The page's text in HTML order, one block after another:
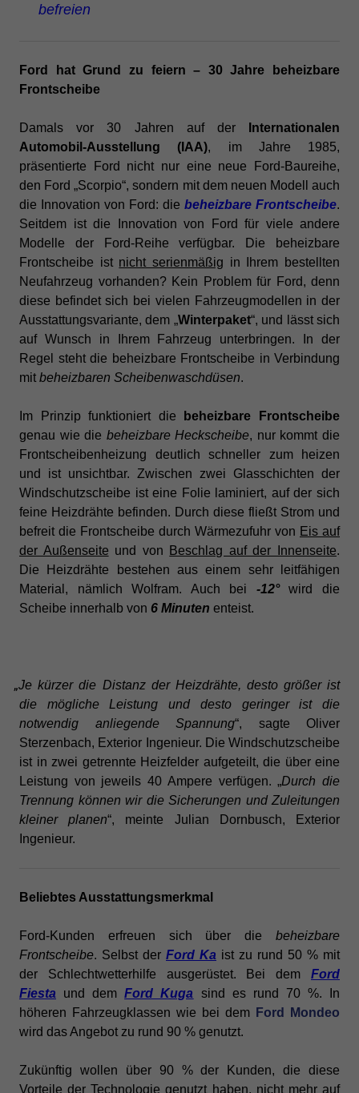
befreien
Ford hat Grund zu feiern – 30 Jahre beheizbare
Frontscheibe
Damals vor 30 Jahren auf der
Internationalen
Automobil-Ausstellung (IAA), im Jahre 1985,
präsentierte Ford nicht nur eine neue Ford-Baureihe,
den Ford „Scorpio“, sondern mit dem neuen Modell auch
die Innovation von Ford: die beheizbare Frontscheibe.
Seitdem ist die Innovation von Ford für viele andere
Modelle der Ford-Reihe verfügbar. Die beheizbare
Frontscheibe ist nicht serienmäßig in Ihrem bestellten
Neufahrzeug vorhanden? Kein Problem für Ford, denn
diese befindet sich bei vielen Fahrzeugmodellen in der
Ausstattungsvariante, dem „Winterpaket“, und lässt sich
auf Wunsch in Ihrem Fahrzeug unterbringen. In der
Regel steht die beheizbare Frontscheibe in Verbindung
mit beheizbaren Scheibenwaschdüsen.
Im Prinzip funktioniert die
beheizbare Frontscheibe
genau wie die beheizbare Heckscheibe, nur kommt die
Frontscheibenheizung deutlich schneller zum heizen
und ist unsichtbar. Zwischen zwei Glasschichten der
Windschutzscheibe ist eine Folie laminiert, auf der sich
feine Heizdrähte befinden. Durch diese fließt Strom und
befreit die Frontscheibe durch Wärmezufuhr von Eis auf
der Außenseite und von Beschlag auf der Innenseite.
Die Heizdrähte bestehen aus einem sehr leitfähigen
Material, nämlich Wolfram. Auch bei -12°wird die
Scheibe innerhalb von 6 Minuten enteist.
„Je kürzer die Distanz der Heizdrähte, desto größer ist
die mögliche Leistung und desto geringer ist die
notwendig anliegende Spannung“, sagte Oliver
Sterzenbach, Exterior Ingenieur. Die Windschutzscheibe
ist in zwei getrennte Heizfelder aufgeteilt, die über eine
Leistung von jeweils 40 Ampere verfügen. „Durch die
Trennung können wir die Sicherungen und Zuleitungen
kleiner planen“, meinte Julian Dornbusch, Exterior
Ingenieur.
Beliebtes Ausstattungsmerkmal
Ford-Kunden erfreuen sich über die beheizbare
Frontscheibe. Selbst der Ford Ka ist zu rund 50 % mit
der Schlechtwetterhilfe ausgerüstet. Bei dem Ford
Fiesta und demFord Kuga sind es rund 70 %. In
höheren Fahrzeugklassen wie bei dem Ford Mondeo
wird das Angebot zu rund 90 % genutzt.
Zukünftig wollen über 90 % der Kunden, die diese
Vorteile der Technologie genutzt haben, nicht mehr auf